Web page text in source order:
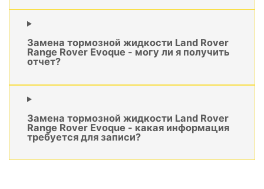
Замена тормозной жидкости Land Rover
Range Rover Evoque - могу ли я получить
отчет?
Замена тормозной жидкости Land Rover
Range Rover Evoque - какая информация
требуется для записи?